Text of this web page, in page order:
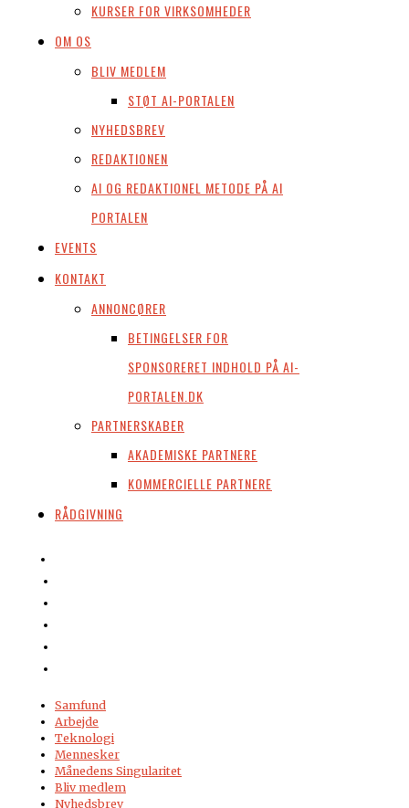
KURSER FOR VIRKSOMHEDER
OM OS
BLIV MEDLEM
STØT AI-PORTALEN
NYHEDSBREV
REDAKTIONEN
AI OG REDAKTIONEL METODE PÅ AI
PORTALEN
EVENTS
KONTAKT
ANNONCØRER
BETINGELSER FOR
SPONSORERET INDHOLD PÅ AI-
PORTALEN.DK
PARTNERSKABER
AKADEMISKE PARTNERE
KOMMERCIELLE PARTNERE
RÅDGIVNING
Samfund
Arbejde
Teknologi
Mennesker
Månedens Singularitet
Bliv medlem
Nyhedsbrev